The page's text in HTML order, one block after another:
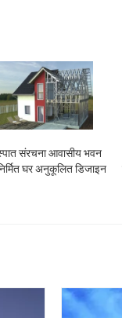
संरचना आवासीय भवन
घर अनुकूलित डिजाइन